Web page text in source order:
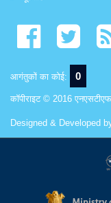
आगंतुकों का कोई: 0
कॉपीराइट © 2016
Designed & Developed